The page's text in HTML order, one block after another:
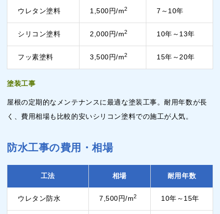
ウレタン塗料 1,500円/m2 7～10年
シリコン塗料 2,000円/m2 10年～13年
フッ素塗料 3,500円/m2 15年～20年
塗装工事
屋根の定期的なメンテナンスに最適な塗装工事。耐用年数が長
く、費用相場も比較的安いシリコン塗料での施工が人気。
防水工事の費用・相場
工法 相場 耐用年数
ウレタン防水 7,500円/m2 10年～15年